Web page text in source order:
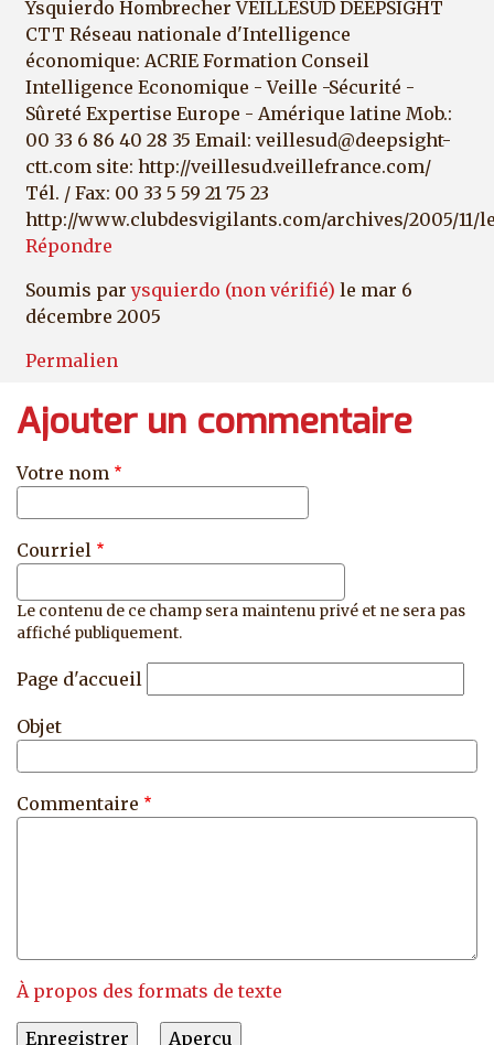
Ysquierdo Hombrecher VEILLESUD DEEPSIGHT
CTT Réseau nationale d'Intelligence
économique: ACRIE Formation Conseil
Intelligence Economique - Veille -Sécurité -
Sûreté Expertise Europe - Amérique latine Mob.:
00 33 6 86 40 28 35 Email: veillesud@deepsight-
ctt.com site: http://veillesud.veillefrance.com/
Tél. / Fax: 00 33 5 59 21 75 23
http://www.clubdesvigilants.com/archives/2005/11/
Répondre
Soumis parysquierdo (non vérifié) le mar 6
décembre 2005
Permalien
Ajouter un commentaire
Votre nom
Courriel
Le contenu de ce champ sera maintenu privé et ne sera pas
affiché publiquement.
Page d'accueil
Objet
Commentaire
À propos des formats de texte